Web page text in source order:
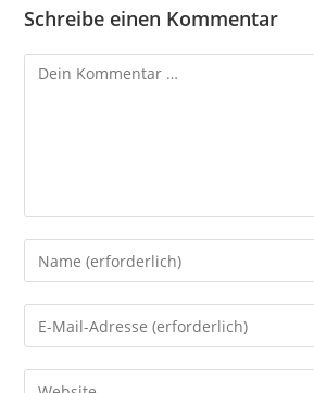
Schreibe einen Kommentar
Kommentar
Gib
deinen
Namen
oder
zum
Gib
deine
E-
Gib